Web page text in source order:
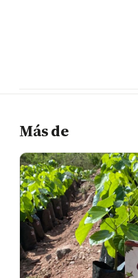
Más de